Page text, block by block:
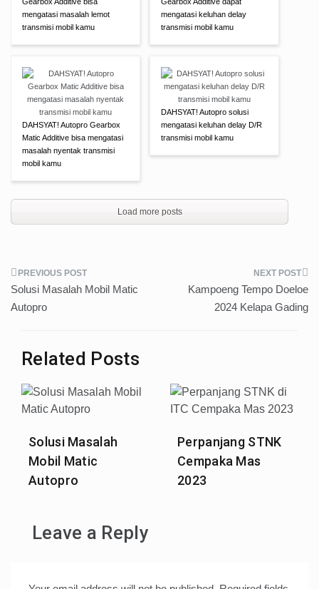
mengatasi masalah lemot
transmisi mobil kamu
DAHSYAT! Autopro Gearbox
Matic Additive bisa mengatasi
masalah nyentak transmisi
mobil kamu
mengatasi keluhan delay
transmisi mobil kamu
DAHSYAT! Autopro solusi
mengatasi keluhan delay D/R
transmisi mobil kamu
Load more posts
Post
navigation
Solusi Masalah Mobil Matic
Autopro
Kampoeng Tempo Doeloe
2024 Kelapa Gading
Related Posts
Solusi Masalah
Mobil Matic
Autopro
Perpanjang STNK
Cempaka Mas
2023
Leave a Reply